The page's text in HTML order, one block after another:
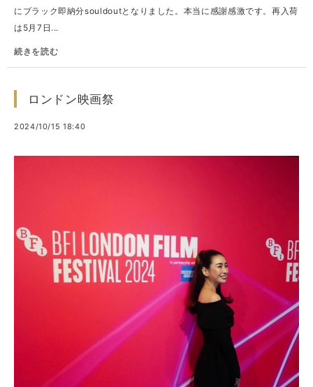
にブラック即納分souldoutとなりました。本当に感謝感激です。再入荷
は5月7日...
続きを読む
ロンドン映画祭
2024/10/15 18:40